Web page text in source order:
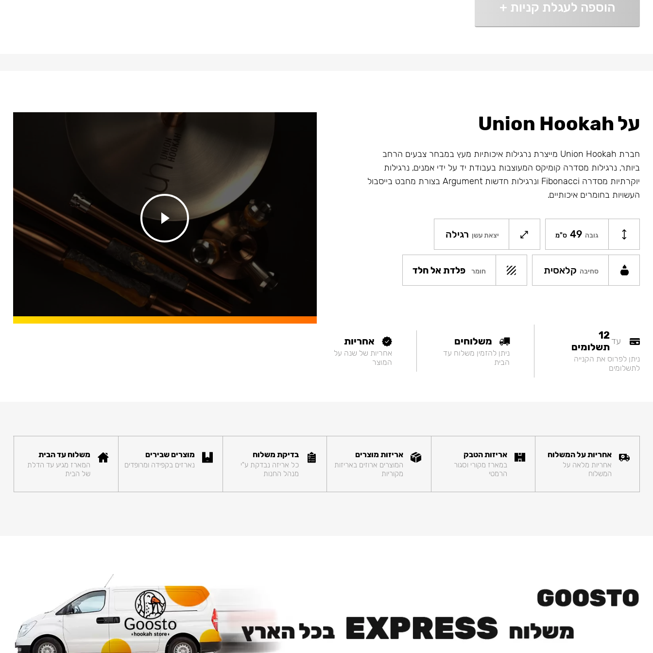
הוספה לעגלת קניות +
על Union Hookah
חברת Union Hookah מייצרת נרגילות איכותיות מעץ במבחר צבעים הרחב
ביותר, נרגילות מסדרה קומיקס המעוצבות בעבודת יד על ידי אמנים, נרגילות
יוקרתיות מסדרה Fibonacci ונרגילות חדשות Argument בצורת מחבט בייסבול
העשויות בחומרים איכותיים.
גובה 49 ס"מ יצאת עשן רגילה
סחיבה קלאסית חומר פלדת אל חלד
עד12
תשלומים
ניתן לפרוס את הקנייה
לתשלומים
משלוחים
ניתן להזמין משלוח עד
הבית
אחריות
אחריות של שנה על
המוצר
אחריות על המשלוח
אחריות מלאה על
המשלוח
אריזות הטבק
במארז מקורי וסגור
הרמטי
אריזות מוצרים
המוצרים ארוזים באריזות
מקוריות
בדיקת משלוח
כל אריזה נבדקת ע"י
מנהל החנות
מוצרים שבירים
נארזים בקפידה ומרופדים
משלוח עד הבית
המארז מגיע עד הדלת
של הבית